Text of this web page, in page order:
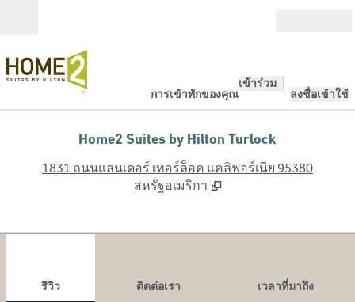
การเข้าพักของคุณ
เข้าร่วม
ลงชื่อเข้าใช้
Home2 Suites by Hilton Turlock
1831 ถนนแลนเดอร์ เทอร์ล็อค แคลิฟอร์เนีย 95380
สหรัฐอเมริกา
รีวิว ติดต่อเรา
เวลาที่มาถึง